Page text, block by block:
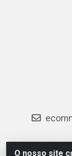
O nosso site